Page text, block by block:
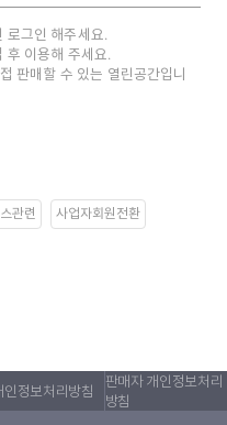
로그인 해주세요.
후 이용해 주세요.
판매할 수 있는 열린공간입니
관련 사업자회원전환
인정보처리방침
판매자 개인정보처리
방침